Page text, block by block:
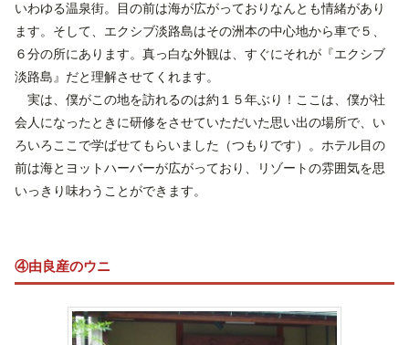
いわゆる温泉街。目の前は海が広がっておりなんとも情緒があり
ます。そして、エクシブ淡路島はその洲本の中心地から車で５、
６分の所にあります。真っ白な外観は、すぐにそれが『エクシブ
淡路島』だと理解させてくれます。
実は、僕がこの地を訪れるのは約１５年ぶり！ここは、僕が社
会人になったときに研修をさせていただいた思い出の場所で、い
ろいろここで学ばせてもらいました（つもりです）。ホテル目の
前は海とヨットハーバーが広がっており、リゾートの雰囲気を思
いっきり味わうことができます。
④由良産のウニ